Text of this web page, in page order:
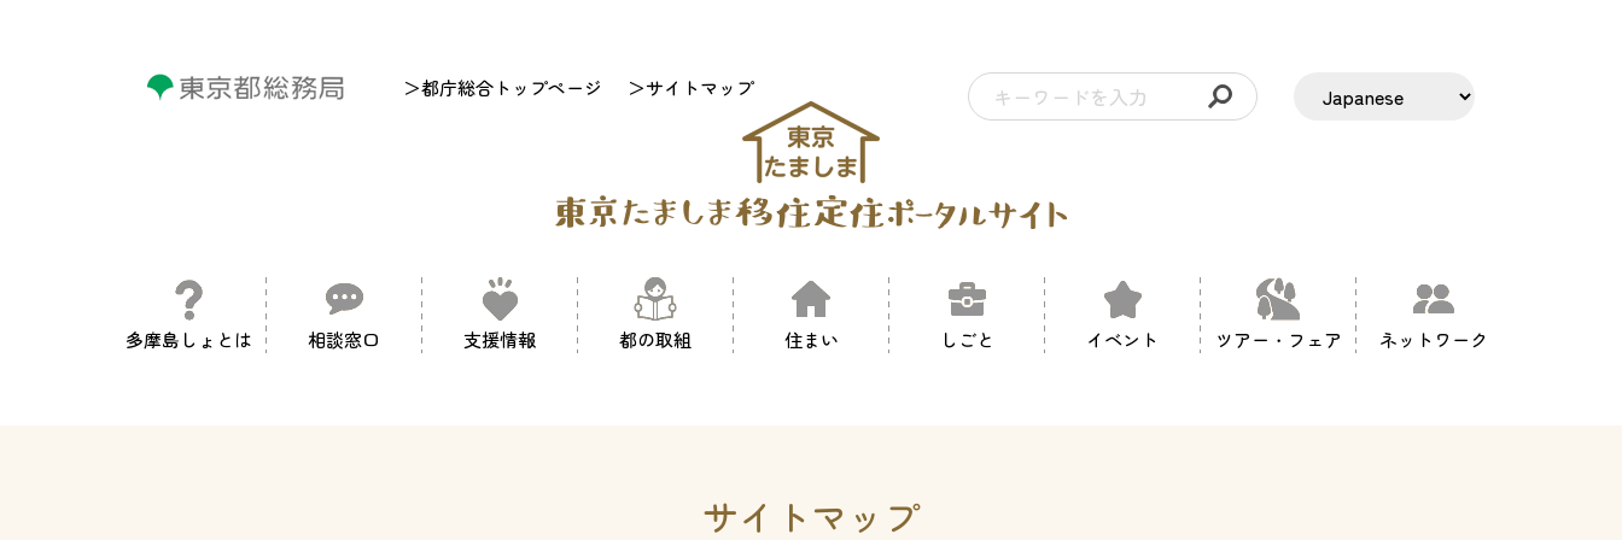
＞都庁総合トップページ ＞サイトマップ
多摩島しょとは 相談窓口 支援情報 都の取組 住まい しごと イベント ツアー・フェア ネットワーク
サイトマップ